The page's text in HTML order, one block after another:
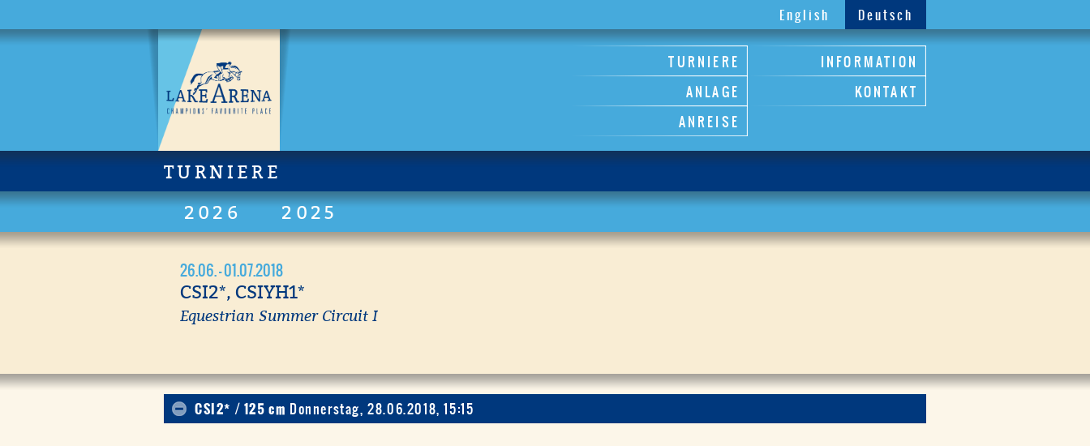
Deutsch
English
TURNIERE
ANLAGE
ANREISE
INFORMATION
KONTAKT
TURNIERE
2026
2025
26.06. - 01.07.2018
CSI2*, CSIYH1*
Equestrian Summer Circuit I
CSI2* / 125 cm Donnerstag, 28.06.2018, 15:15